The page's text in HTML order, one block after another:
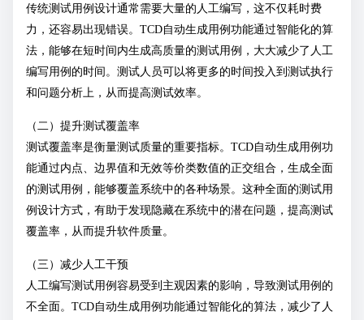
传统测试用例设计通常需要大量的人工编写，这不仅耗时费
力，还容易出现错误。TCD自动生成用例功能通过智能化的算
法，能够在短时间内生成高质量的测试用例，大大减少了人工
编写用例的时间。测试人员可以将更多的时间投入到测试执行
和问题分析上，从而提高测试效率。
（二）提升测试覆盖率
测试覆盖率是衡量测试质量的重要指标。TCD自动生成用例功
能通过内点、边界值和无效等价类数值的正交组合，生成全面
的测试用例，能够覆盖系统中的各种场景。这种全面的测试用
例设计方式，有助于发现隐藏在系统中的潜在问题，提高测试
覆盖率，从而提升软件质量。
（三）减少人工干预
人工编写测试用例容易受到主观因素的影响，导致测试用例的
不全面。TCD自动生成用例功能通过智能化的算法，减少了人